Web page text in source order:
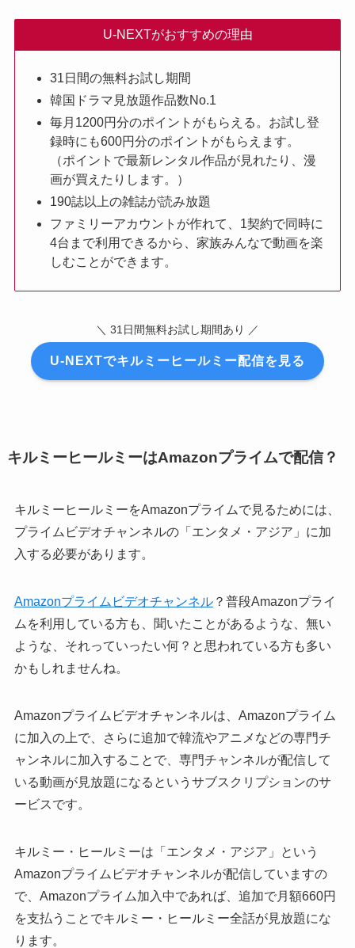
U-NEXTがおすすめの理由
31日間の無料お試し期間
韓国ドラマ見放題作品数No.1
毎月1200円分のポイントがもらえる。お試し登
録時にも600円分のポイントがもらえます。
（ポイントで最新レンタル作品が見れたり、漫
画が買えたりします。）
190誌以上の雑誌が読み放題
ファミリーアカウントが作れて、1契約で同時に
4台まで利用できるから、家族みんなで動画を楽
しむことができます。
＼ 31日間無料お試し期間あり ／
U-NEXTでキルミーヒールミー配信を見る
キルミーヒールミーはAmazonプライムで配信？
キルミーヒールミーをAmazonプライムで見るためには、
プライムビデオチャンネルの「エンタメ・アジア」に加
入する必要があります。
Amazonプライムビデオチャンネル？普段Amazonプライ
ムを利用している方も、聞いたことがあるような、無い
ような、それっていったい何？と思われている方も多い
かもしれませんね。
Amazonプライムビデオチャンネルは、Amazonプライム
に加入の上で、さらに追加で韓流やアニメなどの専門チ
ャンネルに加入することで、専門チャンネルが配信して
いる動画が見放題になるというサブスクリプションのサ
ービスです。
キルミー・ヒールミーは「エンタメ・アジア」という
Amazonプライムビデオチャンネルが配信していますの
で、Amazonプライム加入中であれば、追加で月額660円
を支払うことでキルミー・ヒールミー全話が見放題にな
ります。